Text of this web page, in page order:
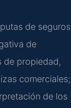
de seguros
de
de propiedad,
comerciales;
de los